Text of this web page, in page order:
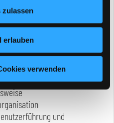
zulassen
erlauben
verwenden
und technische
und